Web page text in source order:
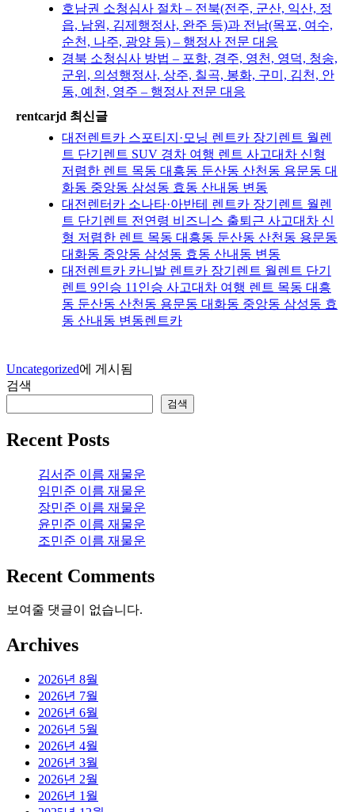
호남권 소청심사 절차 – 전북(전주, 군산, 익산, 정
읍, 남원, 김제행정사, 완주 등)과 전남(목포, 여수,
순천, 나주, 광양 등) – 행정사 전문 대응
경북 소청심사 방법 – 포항, 경주, 영천, 영덕, 청송,
군위, 의성행정사, 상주, 칠곡, 봉화, 구미, 김천, 안
동, 예천, 영주 – 행정사 전문 대응
rentcarjd 최신글
대전렌트카 스포티지·모닝 렌트카 장기렌트 월렌
트 단기렌트 SUV 경차 여행 렌트 사고대차 신형
저렴한 렌트 목동 대흥동 둔산동 산천동 용문동 대
화동 중앙동 삼성동 효동 산내동 변동
대전렌터카 소나타·아반테 렌트카 장기렌트 월렌
트 단기렌트 전연령 비즈니스 출퇴근 사고대차 신
형 저렴한 렌트 목동 대흥동 둔산동 산천동 용문동
대화동 중앙동 삼성동 효동 산내동 변동
대전렌트카 카니발 렌트카 장기렌트 월렌트 단기
렌트 9인승 11인승 사고대차 여행 렌트 목동 대흥
동 둔산동 산천동 용문동 대화동 중앙동 삼성동 효
동 산내동 변동렌트카
Uncategorized에 게시됨
검색
검색
Recent Posts
김서준 이름 재물운
임민준 이름 재물운
장민준 이름 재물운
윤민준 이름 재물운
조민준 이름 재물운
Recent Comments
보여줄 댓글이 없습니다.
Archives
2026년 8월
2026년 7월
2026년 6월
2026년 5월
2026년 4월
2026년 3월
2026년 2월
2026년 1월